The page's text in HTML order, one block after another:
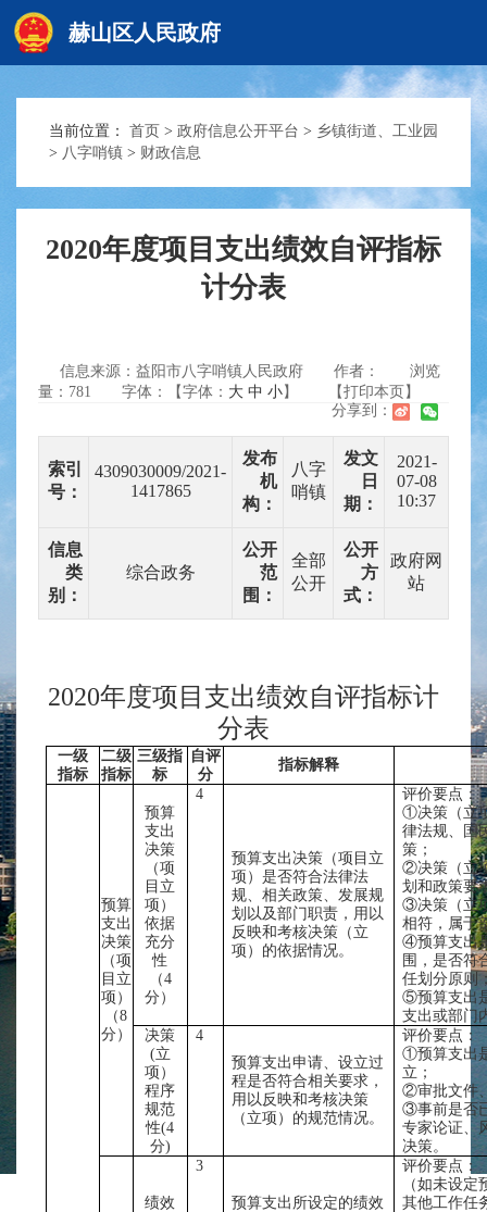
赫山区人民政府
赫山首页
信息公开
互动交流
当前位置： 首页 > 政府信息公开平台 > 乡镇街道、工业园
> 八字哨镇 > 财政信息
2020年度项目支出绩效自评指标
计分表
信息来源：益阳市八字哨镇人民政府 作者：
浏览
量： 781 字体：【字体： 大 中 小】
【打印本页】
分享到：
索引
号：
4309030009/2021-
1417865
发布
机
构：
八字
哨镇
发文
日
期：
2021-
07-08
10:37
信息
类
别：
综合政务
公开
范
围：
全部
公开
公开
方
式：
政府网
站
2020年度项目支出绩效自评指标计
分表
一级
指标
二级
指标
三级指
标
自评
分
指标解释
预算
支出
决策
（项
目立
项）
（8
分）
预算
支出
决策
（项
目立
项）
依据
充分
性
（4
分）
4
预算支出决策（项目立
项）是否符合法律法
规、相关政策、发展规
划以及部门职责，用以
反映和考核决策（立
项）的依据情况。
评价要点：
①决策（立
律法规、国
策；
②决策（立
划和政策要
③决策（立
相符，属于
④预算支出
围，是否符
任划分原则
⑤预算支出
支出或部门
决策
(立
项）
程序
规范
性(4
分)
4
预算支出申请、设立过
程是否符合相关要求，
用以反映和考核决策
（立项）的规范情况。
评价要点：
①预算支出
立；
②审批文件
③事前是否
专家论证、
决策。
绩效
3
预算支出所设定的绩效
评价要点：
（如未设
其他工作任